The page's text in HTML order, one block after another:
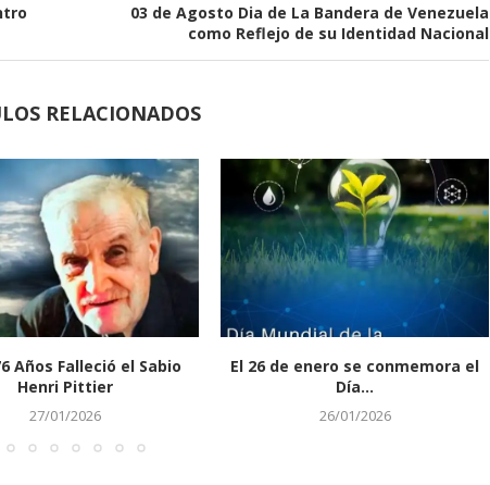
03 de Agosto Dia de La Bandera de Venezuela
como Reflejo de su Identidad Nacional
RELACIONADOS
Años Falleció el Sabio
Henri Pittier
27/01/2026
El 26 de enero se conmemora el
Día...
26/01/2026